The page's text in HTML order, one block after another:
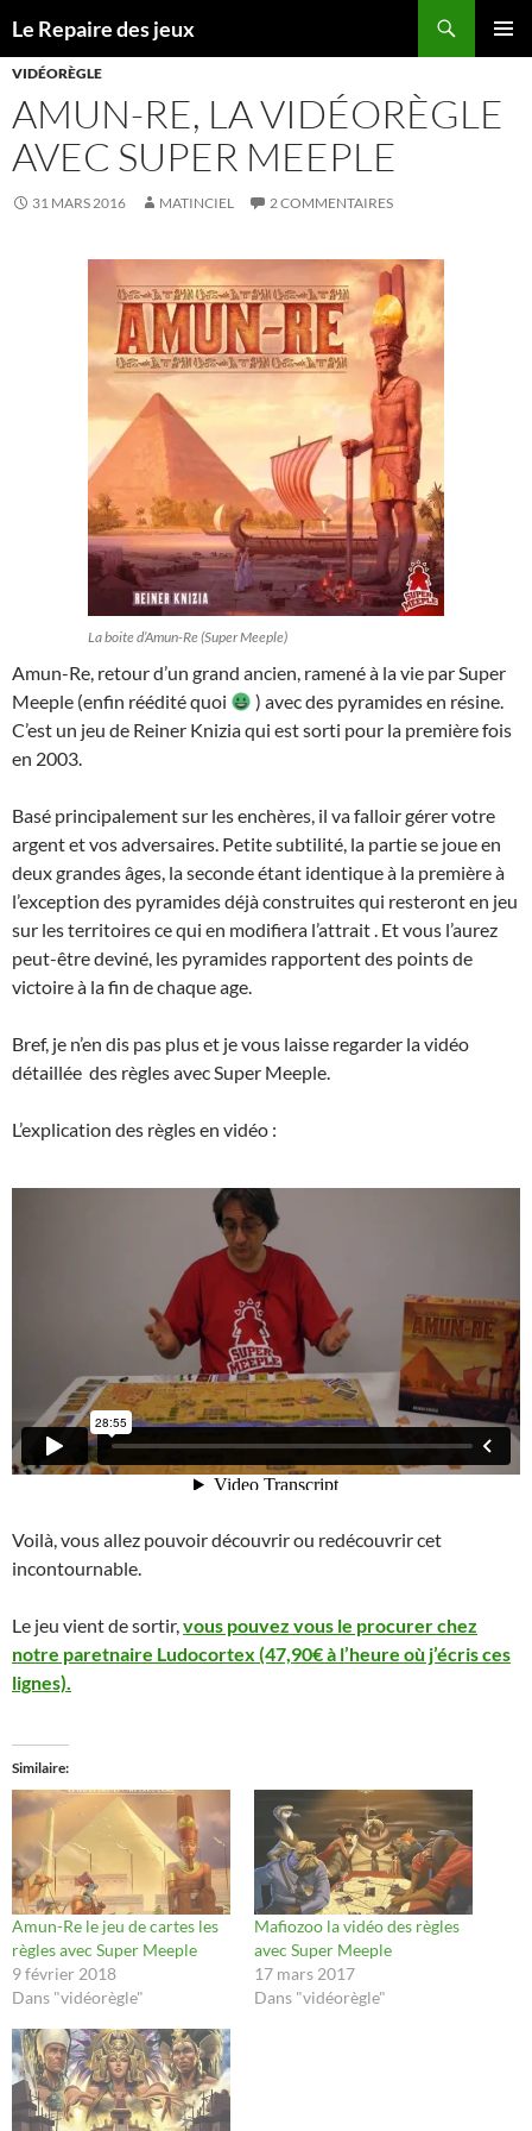
Le Repaire des jeux
AU
CONTENU
VIDÉORÈGLE
AMUN-RE, LA VIDÉORÈGLE
AVEC SUPER MEEPLE
31 MARS 2016 MATINCIEL 2 COMMENTAIRES
La boite d’Amun-Re (Super Meeple)
Amun-Re, retour d’un grand ancien, ramené à la vie par Super
Meeple (enfin réédité quoi
) avec des pyramides en résine.
C’est un jeu de Reiner Knizia qui est sorti pour la première fois
en 2003.
Basé principalement sur les enchères, il va falloir gérer votre
argent et vos adversaires. Petite subtilité, la partie se joue en
deux grandes âges, la seconde étant identique à la première à
l’exception des pyramides déjà construites qui resteront en jeu
sur les territoires ce qui en modifiera l’attrait . Et vous l’aurez
peut-être deviné, les pyramides rapportent des points de
victoire à la fin de chaque age.
Bref, je n’en dis pas plus et je vous laisse regarder la vidéo
détaillée des règles avec Super Meeple.
L’explication des règles en vidéo :
Voilà, vous allez pouvoir découvrir ou redécouvrir cet
incontournable.
Le jeu vient de sortir,vous pouvez vous le procurer chez
notre paretnaire Ludocortex (47,90€ à l’heure où j’écris ces
lignes).
Similaire
Amun-Re le jeu de cartes les
règles avec Super Meeple
9 février 2018
Dans "vidéorègle"
Mafiozoo la vidéo des règles
avec Super Meeple
17 mars 2017
Dans "vidéorègle"